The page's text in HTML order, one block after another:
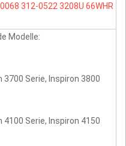
312-0522 3208U 66WHR
Modelle:
3700 Serie, Inspiron 3800
4100 Serie, Inspiron 4150